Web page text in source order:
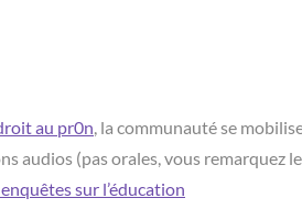
au pr0n, la communauté se
audios (pas orales, vous remarquez
sur l’éducation